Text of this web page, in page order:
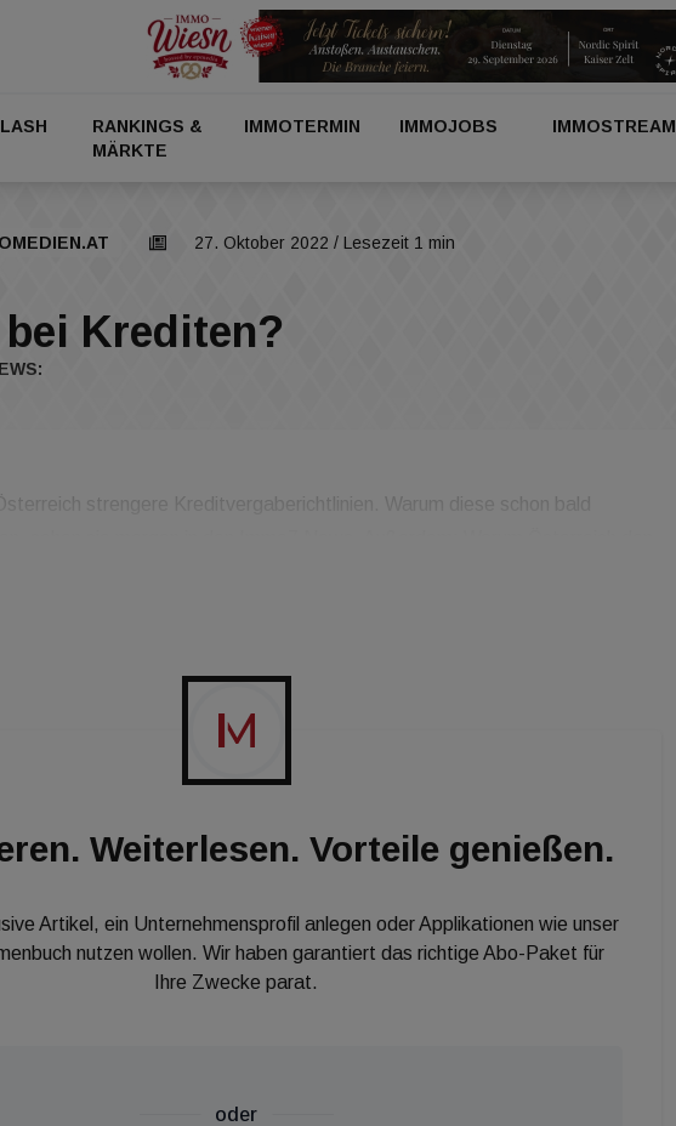
RANKINGS &
MÄRKTE
IMMOTERMIN IMMOJOBS IMMOSTREAM
27. Oktober 2022 / Lesezeit 1 min
Krediten?
strengere Kreditvergaberichtlinien. Warum diese schon bald
TV-Format versorgt!
Weiterlesen. Vorteile genießen.
Artikel, ein Unternehmensprofil anlegen oder Applikationen wie unser
nutzen wollen. Wir haben garantiert das richtige Abo-Paket für
Ihre Zwecke parat.
oder